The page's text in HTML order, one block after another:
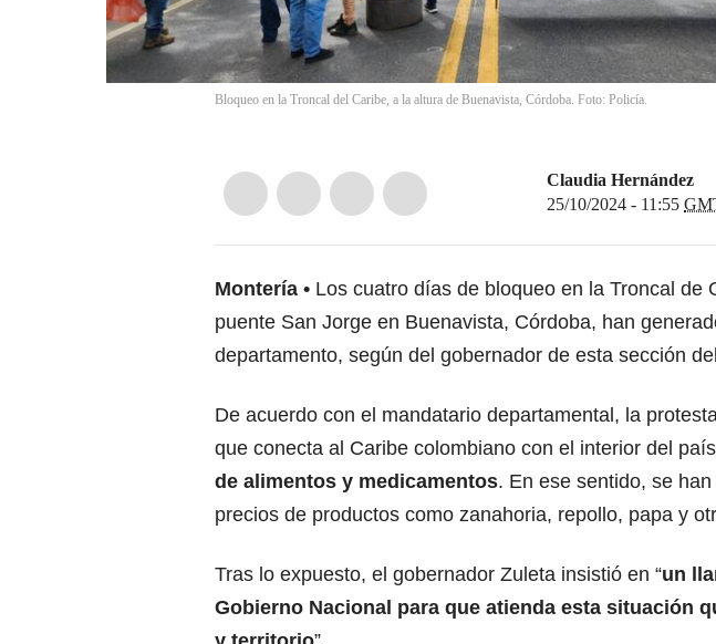
Bloqueo en la Troncal del Caribe, a la altura de Buenavista, Córdoba. Foto: Policía.
Claudia Hernández
25/10/2024 - 11:55
Montería
Los cuatro días de bloqueo en la Troncal de
puente San Jorge en Buenavista, Córdoba, han
departamento, según del gobernador de esta sección
De acuerdo con el mandatario departamental, la
que conecta al Caribe colombiano con el interior del país
de alimentos y medicamentos. En ese sentido, se
precios de productos como zanahoria, repollo, papa y
Tras lo expuesto, el gobernador Zuleta insistió en “un
Gobierno Nacional para que atienda esta situación